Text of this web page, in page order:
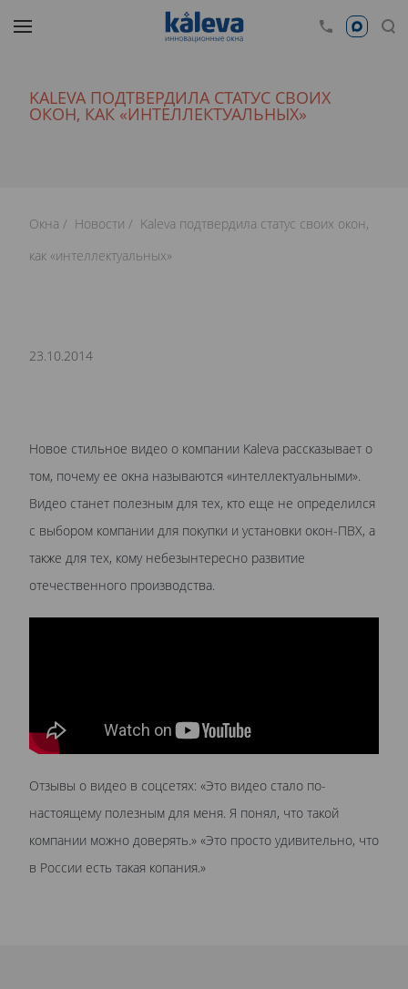
KALEVA ПОДТВЕРДИЛА СТАТУС СВОИХ
ОКОН, КАК «ИНТЕЛЛЕКТУАЛЬНЫХ»
Окна Новости
Kaleva подтвердила статус своих окон,
как «интеллектуальных»
23.10.2014
Новое стильное видео о компании Kaleva рассказывает о
том, почему ее окна называются «интеллектуальными».
Видео станет полезным для тех, кто еще не определился
с выбором компании для покупки и установки окон-ПВХ, а
также для тех, кому небезынтересно развитие
отечественного производства.
Отзывы о видео в соцсетях: «Это видео стало по-
настоящему полезным для меня. Я понял, что такой
компании можно доверять.» «Это просто удивительно, что
в России есть такая копания.»